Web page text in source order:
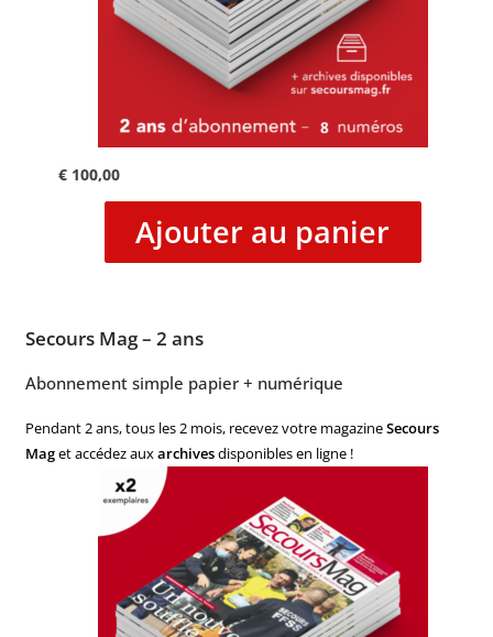
€100,00
Ajouter au panier
Secours Mag – 2 ans
Abonnement simple papier + numérique
Pendant 2 ans, tous les 2 mois, recevez votre magazineSecours
Maget accédez auxarchivesdisponibles en ligne !